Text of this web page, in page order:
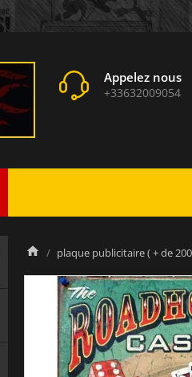
Appelez nous
+33632009054
plaque publicitaire ( + de